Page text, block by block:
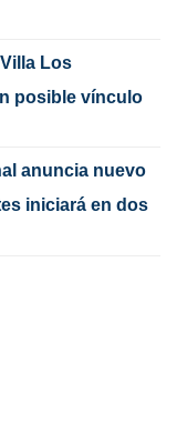
Los
posible vínculo
anuncia nuevo
iniciará en dos